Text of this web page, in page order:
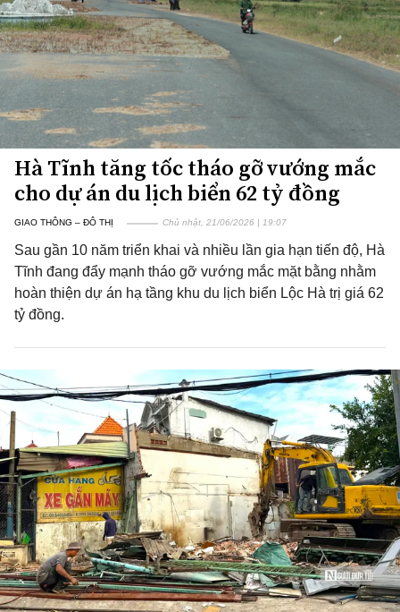
Hà Tĩnh tăng tốc tháo gỡ vướng mắc
cho dự án du lịch biển 62 tỷ đồng
GIAO THÔNG – ĐÔ THỊ Chủ nhật, 21/06/2026 | 19:07
Sau gần 10 năm triển khai và nhiều lần gia hạn tiến độ, Hà
Tĩnh đang đẩy mạnh tháo gỡ vướng mắc mặt bằng nhằm
hoàn thiện dự án hạ tầng khu du lịch biển Lộc Hà trị giá 62
tỷ đồng.